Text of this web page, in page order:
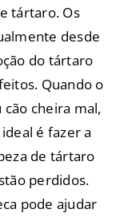
tártaro. Os
desde
do tártaro
Quando o
cheira mal,
é fazer a
de tártaro
perdidos.
pode ajudar